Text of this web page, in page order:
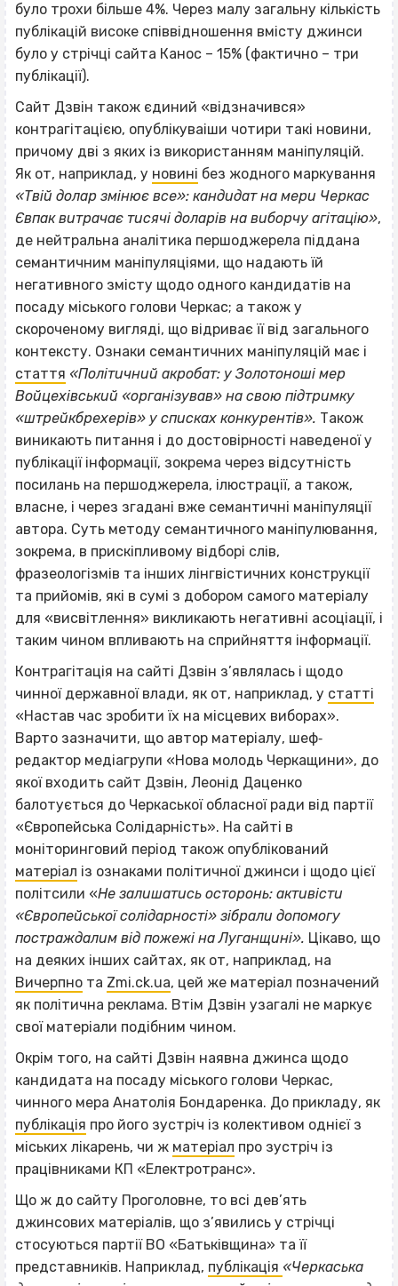
було трохи більше 4%. Через малу загальну кількість
публікацій високе співвідношення вмісту джинси
було у стрічці сайта Канос – 15% (фактично – три
публікації).
Сайт Дзвін також єдиний «відзначився»
контрагітацією, опублікуваіши чотири такі новини,
причому дві з яких із використанням маніпуляцій.
Як от, наприклад, у новині без жодного маркування
«Твій долар змінює все»: кандидат на мери Черкас
Євпак витрачає тисячі доларів на виборчу агітацію»,
де нейтральна аналітика першоджерела піддана
семантичним маніпуляціями, що надають їй
негативного змісту щодо одного кандидатів на
посаду міського голови Черкас; а також у
скороченому вигляді, що відриває її від загального
контексту. Ознаки семантичних маніпуляцій має і
стаття «Політичний акробат: у Золотоноші мер
Войцехівський «організував» на свою підтримку
«штрейкбрехерів» у списках конкурентів». Також
виникають питання і до достовірності наведеної у
публікації інформації, зокрема через відсутність
посилань на першоджерела, ілюстрації, а також,
власне, і через згадані вже семантичні маніпуляції
автора. Суть методу семантичного маніпулювання,
зокрема, в прискіпливому відборі слів,
фразеологізмів та інших лінгвістичних конструкції
та прийомів, які в сумі з добором самого матеріалу
для «висвітлення» викликають негативні асоціації, і
таким чином впливають на сприйняття інформації.
Контрагітація на сайті Дзвін з’являлась і щодо
чинної державної влади, як от, наприклад, у статті
«Настав час зробити їх на місцевих виборах».
Варто зазначити, що автор матеріалу, шеф‐
редактор медіагрупи «Нова молодь Черкащини», до
якої входить сайт Дзвін, Леонід Даценко
балотується до Черкаської обласної ради від партії
«Європейська Солідарність». На сайті в
моніторинговий період також опублікований
матеріал із ознаками політичної джинси і щодо цієї
політсили «Не залишатись осторонь: активісти
«Європейської солідарності» зібрали допомогу
постраждалим від пожежі на Луганщині». Цікаво, що
на деяких інших сайтах, як от, наприклад, на
Вичерпно та Zmi.ck.ua, цей же матеріал позначений
як політична реклама. Втім Дзвін узагалі не маркує
свої матеріали подібним чином.
Окрім того, на сайті Дзвін наявна джинса щодо
кандидата на посаду міського голови Черкас,
чинного мера Анатолія Бондаренка. До прикладу, як
публікація про його зустріч із колективом однієї з
міських лікарень, чи ж матеріал про зустріч із
працівниками КП «Електротранс».
Що ж до сайту Проголовне, то всі дев’ять
джинсових матеріалів, що з’явились у стрічці
стосуються партії ВО «Батьківщина» та її
представників. Наприклад, публікація «Черкаська